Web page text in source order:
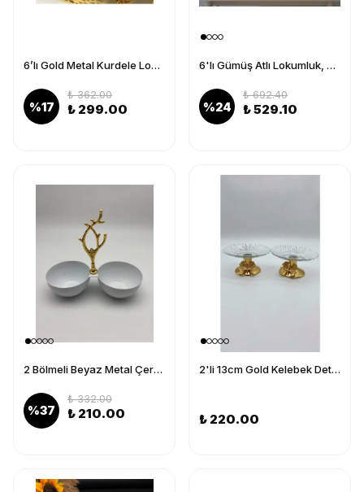
6’lı Gold Metal Kurdele Lokumluk, Şekerlik, Kahve Yanı Sunum, Makaronluk
%17
₺ 362.00
₺ 299.00
6'lı Gümüş Atlı Lokumluk, Çay ve Kahve Yanı Sunumluk, Metal Şekerlik, Makaronluk
%24
₺ 692.40
₺ 529.10
2 Bölmeli Beyaz Metal Çerezlik, Altın Dallı Çerez Tabağı
%37
₺ 332.00
₺ 210.00
2'li 13cm Gold Kelebek Detaylı Metal Ayaklı Cam Lokumluk , Sunumluk , Şekerlik, Çerezlik
₺ 220.00